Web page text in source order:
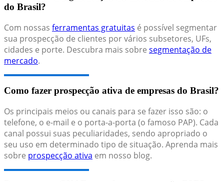
do Brasil?
Com nossas ferramentas gratuitas é possível segmentar
sua prospecção de clientes por vários subsetores, UFs,
cidades e porte. Descubra mais sobre segmentação de
mercado.
Como fazer prospecção ativa de empresas do Brasil?
Os principais meios ou canais para se fazer isso são: o
telefone, o e-mail e o porta-a-porta (o famoso PAP). Cada
canal possui suas peculiaridades, sendo apropriado o
seu uso em determinado tipo de situação. Aprenda mais
sobre prospecção ativa em nosso blog.